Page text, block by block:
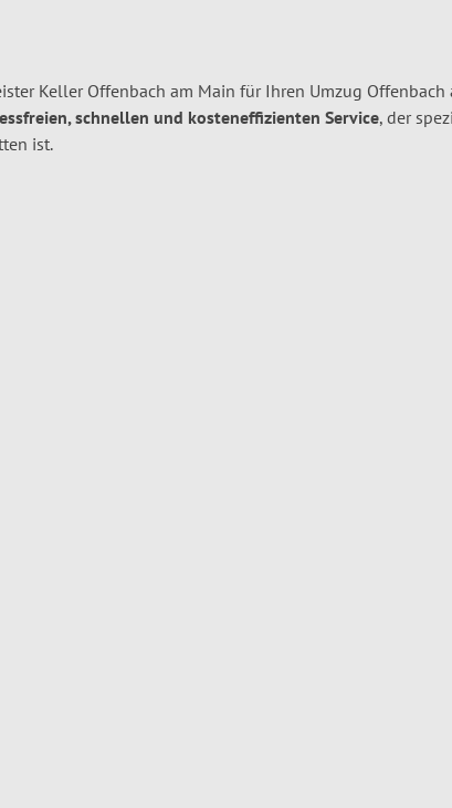
Keller Offenbach am Main für Ihren Umzug Offenbach
schnellen und kosteneffizienten Service, der
ist.